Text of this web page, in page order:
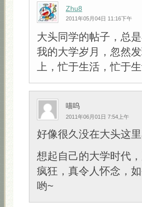
Zhu8
2011年05月04日 11:16下午
大头同学的帖子，总
我的大学岁月，忽然
上，忙于生活，忙于
喵呜
2011年06月01日 7:54上午
好像很久没在大头这
想起自己的大学时代
疯狂，真令人怀念，
哟~